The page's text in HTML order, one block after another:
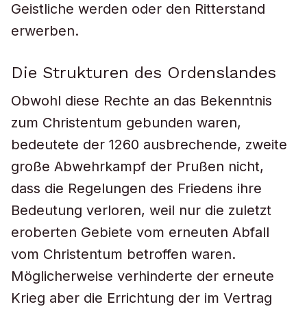
Geistliche werden oder den Ritterstand
erwerben.
Die Strukturen des Ordenslandes
Obwohl diese Rechte an das Bekenntnis
zum Christentum gebunden waren,
bedeutete der 1260 ausbrechende, zweite
große Abwehrkampf der Prußen nicht,
dass die Regelungen des Friedens ihre
Bedeutung verloren, weil nur die zuletzt
eroberten Gebiete vom erneuten Abfall
vom Christentum betroffen waren.
Möglicherweise verhinderte der erneute
Krieg aber die Errichtung der im Vertrag